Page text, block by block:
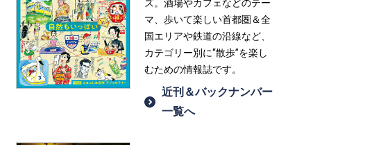
ズ。酒場やカフェなどのテー
マ、歩いて楽しい首都圏＆全
国エリアや鉄道の沿線など、
カテゴリー別に“散歩”を楽し
むための情報誌です。
近刊＆バックナンバー
一覧へ